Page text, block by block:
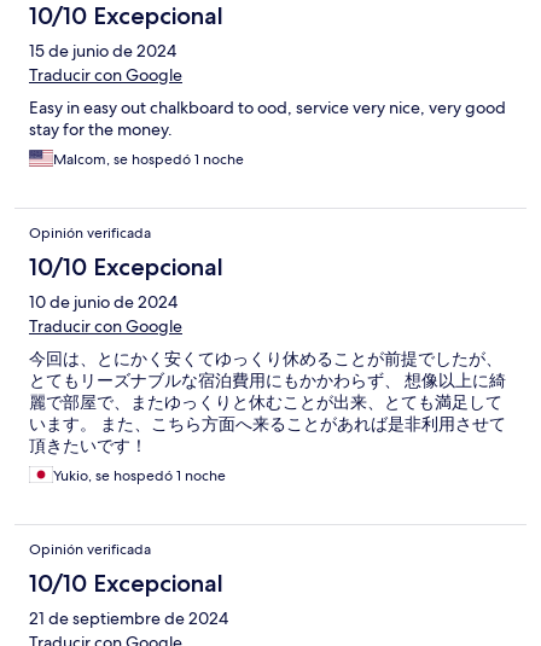
10/10 Excepcional
15 de junio de 2024
Traducir con Google
Easy in easy out chalkboard to ood, service very nice, very good
stay for the money.
Malcom, se hospedó 1 noche
Opinión verificada
10/10 Excepcional
10 de junio de 2024
Traducir con Google
今回は、とにかく安くてゆっくり休めることが前提でしたが、
とてもリーズナブルな宿泊費用にもかかわらず、 想像以上に綺
麗で部屋で、またゆっくりと休むことが出来、とても満足して
います。 また、こちら方面へ来ることがあれば是非利用させて
頂きたいです！
Yukio, se hospedó 1 noche
Opinión verificada
10/10 Excepcional
21 de septiembre de 2024